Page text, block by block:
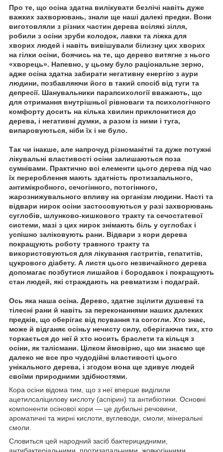
Про те, що осіна здатна вилікувати безлічі навіть дуже
важких захворювань, знали ще наші далекі предки. Вони
виготовляли з різних частин дерева всілякі зілля,
робили з осіни зруби колодок, лавки та ліжка для
хворих людей і навіть вивішували білизну цих хворих
на гілки осіни, боячись на те, що дерево витягне з нього
«хворець». Напевно, у цьому було раціональне зерно,
адже осіна здатна забирати негативну енергію з аури
людини, позбавляючи його в такий спосіб від туги та
депресії. Шанувальники парапсихології вважають, що
для отримання внутрішньої рівноваги та психологічного
комфорту досить на кілька хвилин приклонитися до
дерева, і негативні думки, а разом із ними і туга,
випаровуються, ніби їх і не було.
Так чи інакше, але напрочуд різноманітні та дуже потужні
лікувальні властивості осіни залишаються поза
сумнівами. Практично всі елементи цього дерева під час
їх перероблення мають здатність протизапального,
антимікробного, сечогінного, потогінного,
жарознижувального впливу на організм людини. Насті та
відвари нирок осіни застосовуються у разі захворювань
суглобів, шлунково-кишкового тракту та сечостатевої
системи, мазі з цих нирок знімають біль у суглобах і
успішно заліковують рани. Відвари з кори дерева
покращують роботу травного тракту та
використовуються для лікування гастритів, гепатитів,
цукрового діабету. А листя цього незвичайного дерева
допомагає позбутися лишайов і бородавок і покращують
стан людей, які страждають на ревматизм і подаграй.
Ось яка наша осіна. Дерево, здатне зцілити душевні та
тілесні рани й навіть за переконаннями наших далеких
предків, що оберігає від псування та согогли. Хто знає,
може й відганяє осіньу нечисту силу, оберігаючи тих, хто
торкається до неї й хто носить браслети та кільця з
осіни, як талісмани. Цілком ймовірно, що ми знаємо ще
далеко не все про чудодійні властивості цього
унікального дерева, і згодом вона ще здивує людей
своїми природними здібностями.
Кора осіни відома тим, що з неї вперше виділили
ацетилсаліцилову кислоту (аспірин) та антибіотики. Основні
компоненти осінової кори — це дубильні речовини,
ароматичні та жирні кислоти, вуглеводи, смоли, мінеральні
смоли.
Словиться цей народний засіб бактерицидними,
антибактеріальними, протизапальними, жовчогінними,